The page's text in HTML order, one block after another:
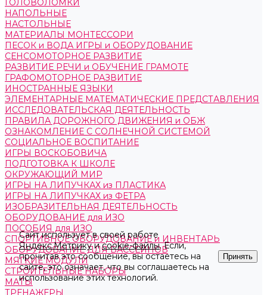
ГОЛОВОЛОМКИ
НАПОЛЬНЫЕ
НАСТОЛЬНЫЕ
МАТЕРИАЛЫ МОНТЕССОРИ
ПЕСОК и ВОДА ИГРЫ и ОБОРУДОВАНИЕ
СЕНСОМОТОРНОЕ РАЗВИТИЕ
РАЗВИТИЕ РЕЧИ и ОБУЧЕНИЕ ГРАМОТЕ
ГРАФОМОТОРНОЕ РАЗВИТИЕ
ИНОСТРАННЫЕ ЯЗЫКИ
ЭЛЕМЕНТАРНЫЕ МАТЕМАТИЧЕСКИЕ ПРЕДСТАВЛЕНИЯ
ИССЛЕДОВАТЕЛЬСКАЯ ДЕЯТЕЛЬНОСТЬ
ПРАВИЛА ДОРОЖНОГО ДВИЖЕНИЯ и ОБЖ
ОЗНАКОМЛЕНИЕ С СОЛНЕЧНОЙ СИСТЕМОЙ
СОЦИАЛЬНОЕ ВОСПИТАНИЕ
ИГРЫ ВОСКОБОВИЧА
ПОДГОТОВКА К ШКОЛЕ
ОКРУЖАЮЩИЙ МИР
ИГРЫ НА ЛИПУЧКАХ из ПЛАСТИКА
ИГРЫ НА ЛИПУЧКАХ из ФЕТРА
ИЗОБРАЗИТЕЛЬНАЯ ДЕЯТЕЛЬНОСТЬ
ОБОРУДОВАНИЕ для ИЗО
ПОСОБИЯ для ИЗО
СПОРТИВНОЕ ОБОРУДОВАНИЕ и ИНВЕНТАРЬ
ОБОРУДОВАНИЕ ДЛЯ БАССЕЙНОВ
МЯГКИЕ МОДУЛИ
СТРОИТЕЛЬНЫЕ НАБОРЫ
МАТЫ
ТРЕНАЖЕРЫ
Сайт использует в своей работе
Яндекс.Метрикуиcookie-файлы. Если,
прочитав это сообщение, вы остаетесь на
сайте, это означает, что вы соглашаетесь на
использование этих технологий.
Принять